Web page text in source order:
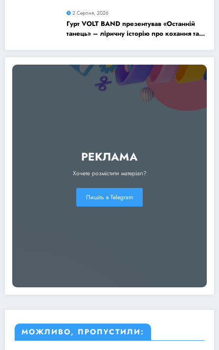
2 Серпня, 2026
Гурт VOLT BAND презентував «Останній
танець» – ліричну історію про кохання та
РЕКЛАМА
Хочете розмістити матеріал?
Пишіть в Telegram
МОЖЛИВО, ПРОПУСТИЛИ: